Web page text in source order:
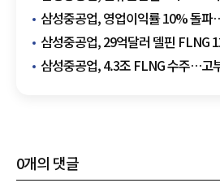
95% 달성
삼성중공업, 영업이익률 10% 돌
삼성중공업, 29억달러 델핀 FLNG
삼성중공업, 4.3조 FLNG 수주…고
0개의 댓글